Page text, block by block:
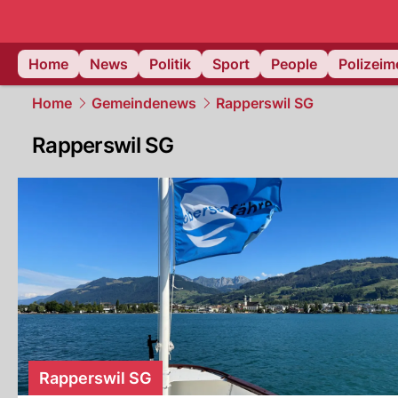
Home
News Politik Sport People
Home Gemeindenews Rapperswil SG
Rapperswil SG
Rapperswil SG